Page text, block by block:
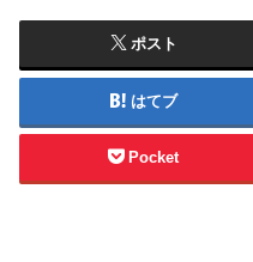
ポスト
はてブ
Pocket